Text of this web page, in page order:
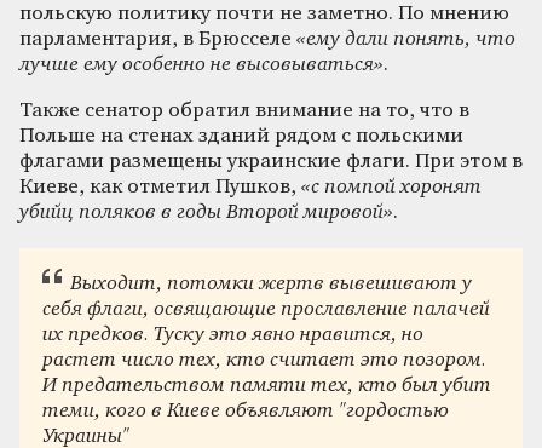
польскую политику почти не заметно. По мнению
парламентария, в Брюсселе «ему дали понять, что
лучше ему особенно не высовываться».
Также сенатор обратил внимание на то, что в
Польше на стенах зданий рядом с польскими
флагами размещены украинские флаги. При этом в
Киеве, как отметил Пушков, «с помпой хоронят
убийц поляков в годы Второй мировой».
Выходит, потомки жертв вывешивают у
себя флаги, освящающие прославление палачей
их предков. Туску это явно нравится, но
растет число тех, кто считает это позором.
И предательством памяти тех, кто был убит
теми, кого в Киеве объявляют "гордостью
Украины"